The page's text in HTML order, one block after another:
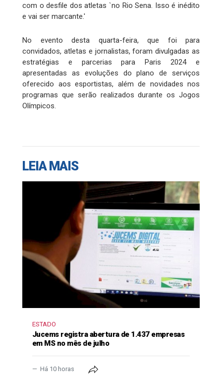
com o desfile dos atletas `no Rio Sena. Isso é inédito
e vai ser marcante.'
No evento desta quarta-feira, que foi para
convidados, atletas e jornalistas, foram divulgadas as
estratégias e parcerias para Paris 2024 e
apresentadas as evoluções do plano de serviços
oferecido aos esportistas, além de novidades nos
programas que serão realizados durante os Jogos
Olímpicos.
LEIA MAIS
ESTADO
Jucems registra abertura de 1.437 empresas
em MS no mês de julho
Há 10 horas